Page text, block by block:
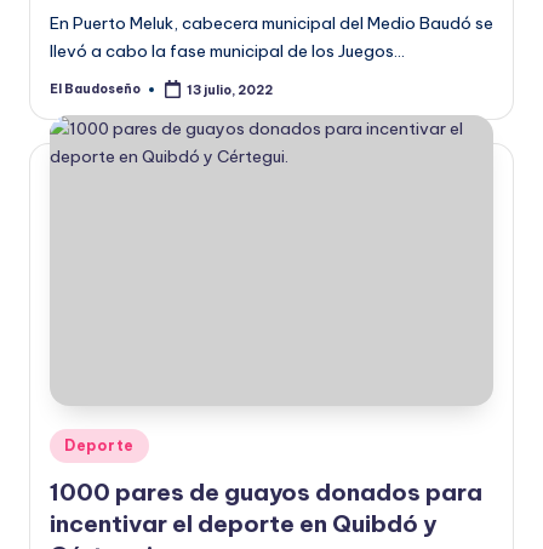
En Puerto Meluk, cabecera municipal del Medio Baudó se
llevó a cabo la fase municipal de los Juegos…
Publicado
El Baudoseño 13 julio, 2022
Publicado
en
Deporte
1000 pares de guayos donados para
incentivar el deporte en Quibdó y